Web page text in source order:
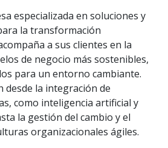
especializada en soluciones y
la transformación
a sus clientes en la
de negocio más sostenibles,
para un entorno cambiante.
desde la integración de
como inteligencia artificial y
la gestión del cambio y el
organizacionales ágiles.